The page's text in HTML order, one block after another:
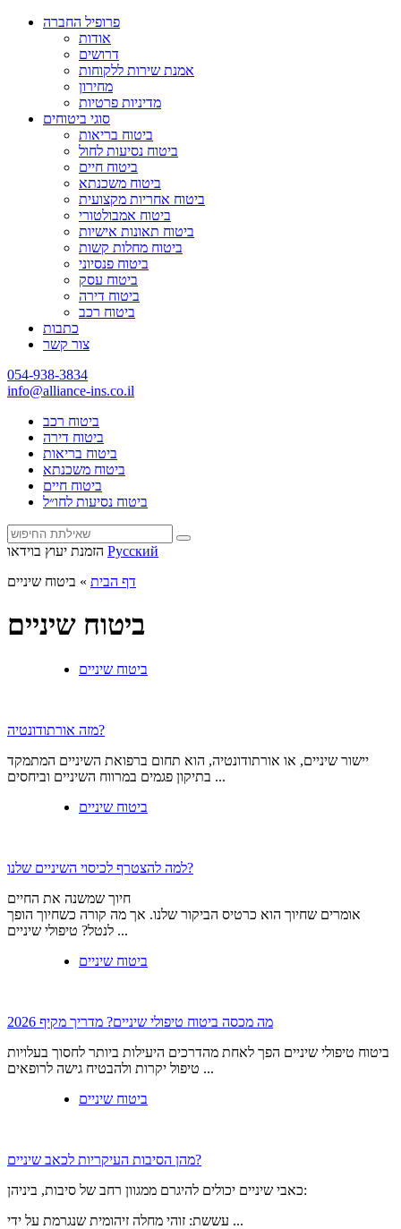
פרופיל החברה
אודות
דרושים
אמנת שירות ללקוחות
מחירון
מדיניות פרטיות
סוגי ביטוחים
ביטוח בריאות
ביטוח נסיעות לחול
ביטוח חיים
ביטוח משכנתא
ביטוח אחריות מקצועית
ביטוח אמבולטורי
ביטוח תאונות אישיות
ביטוח מחלות קשות
ביטוח פנסיוני
ביטוח עסק
ביטוח דירה
ביטוח רכב
כתבות
צור קשר
054-938-3834
info@alliance-ins.co.il
ביטוח רכב
ביטוח דירה
ביטוח בריאות
ביטוח משכנתא
ביטוח חיים
ביטוח נסיעות לחו״ל
הזמנת יעוץ בוידאו Русский
דף הבית » ביטוח שיניים
ביטוח שיניים
ביטוח שיניים
מזה אורתודונטיה?
יישור שיניים, או אורתודונטיה, הוא תחום ברפואת השיניים המתמקד
בתיקון פגמים במרווח השיניים וביחסים ...
ביטוח שיניים
למה להצטרף לכיסוי השיניים שלנו?
חיוך שמשנה את החיים
אומרים שחיוך הוא כרטיס הביקור שלנו. אך מה קורה כשחיוך הופך
לנטל? טיפולי שיניים ...
ביטוח שיניים
מה מכסה ביטוח טיפולי שיניים? מדריך מקיף 2026
ביטוח טיפולי שיניים הפך לאחת מהדרכים היעילות ביותר לחסוך בעלויות
טיפול יקרות ולהבטיח גישה לרופאים ...
ביטוח שיניים
מהן הסיבות העיקריות לכאב שיניים?
כאבי שיניים יכולים להיגרם ממגוון רחב של סיבות, ביניהן:
עששת: זוהי מחלה זיהומית שנגרמת על ידי ...